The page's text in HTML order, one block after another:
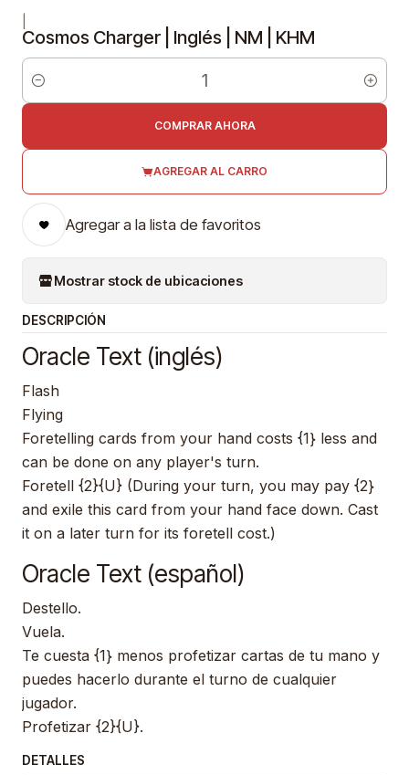
Cosmos Charger | Inglés | NM | KHM
Cantidad
AGREGAR AL CARRO
COMPRAR AHORA
Agregar a la lista de favoritos
Mostrar stock de ubicaciones
DESCRIPCIÓN
Oracle Text (inglés)
Flash
Flying
Foretelling cards from your hand costs {1} less and
can be done on any player's turn.
Foretell {2}{U} (During your turn, you may pay {2}
and exile this card from your hand face down. Cast
it on a later turn for its foretell cost.)
Oracle Text (español)
Destello.
Vuela.
Te cuesta {1} menos profetizar cartas de tu mano y
puedes hacerlo durante el turno de cualquier
jugador.
Profetizar {2}{U}.
DETALLES